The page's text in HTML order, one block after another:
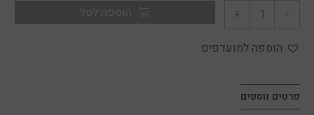
-
+ הוספה לסל
הוספה למועדפים
פרטים נוספים